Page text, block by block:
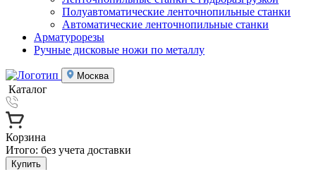
Полуавтоматические ленточнопильные станки
Автоматические ленточнопильные станки
Арматурорезы
Ручные дисковые ножи по металлу
Москва
Каталог
Корзина
Итого: без учета доставки
Купить